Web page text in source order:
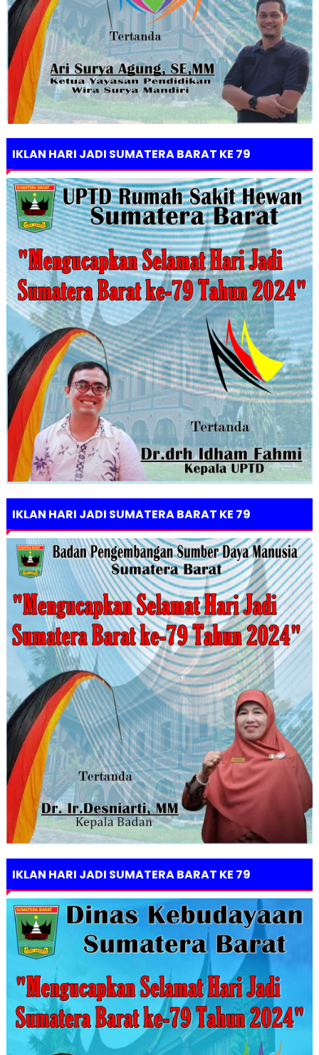
IKLAN HARI JADI SUMATERA BARAT KE 79
IKLAN HARI JADI SUMATERA BARAT KE 79
IKLAN HARI JADI SUMATERA BARAT KE 79